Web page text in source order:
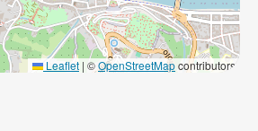
Leaflet | ©OpenStreetMapcontributors